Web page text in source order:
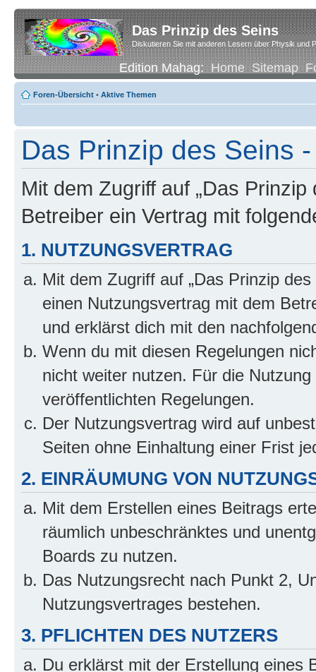
Das Prinzip des Seins
Diskutieren Sie mit anderen Lesern über Physik und
Edition Mahag:Home Sitemap
Foren-Übersicht • Aktive Themen
Das Prinzip des Seins
Mit dem Zugriff auf „Das
Betreiber ein Vertrag mit
1. NUTZUNGSVERTRAG
Mit dem Zugriff auf „Das Prinzip
einen Nutzungsvertrag mit dem
und erklärst dich mit den
Wenn du mit diesen Regelungen
nicht weiter nutzen. Für die
veröffentlichten Regelungen.
Der Nutzungsvertrag wird auf
Seiten ohne Einhaltung einer Frist
2. EINRÄUMUNG VON
Mit dem Erstellen eines Beitrags
räumlich unbeschränktes und
Boards zu nutzen.
Das Nutzungsrecht nach Punkt 2,
Nutzungsvertrages bestehen.
3. PFLICHTEN DES NUTZERS
Du erklärst mit der Erstellung eines